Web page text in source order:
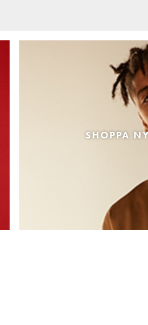
SHOPPA